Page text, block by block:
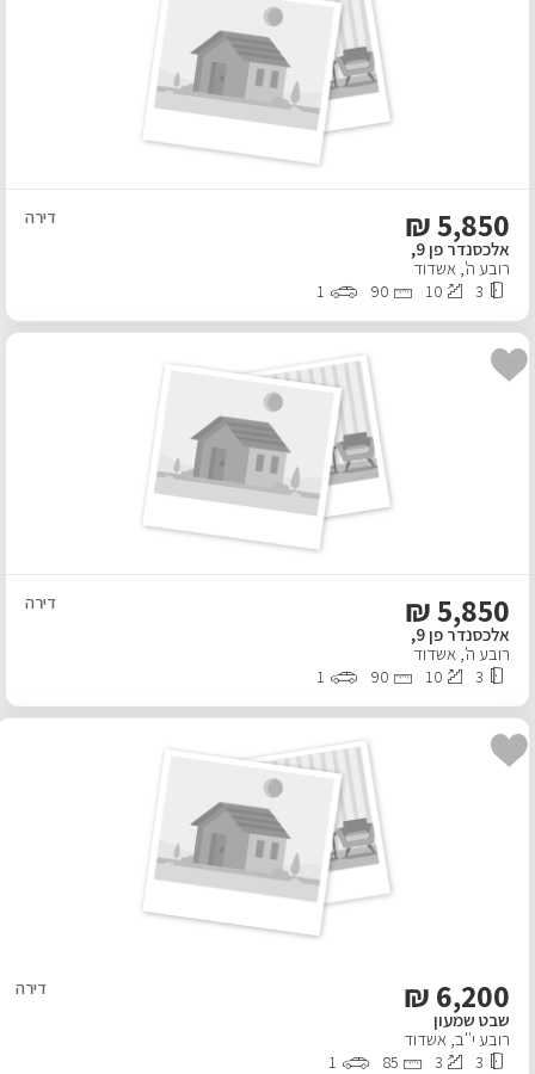
5,850
₪ דירה
אלכסנדר פן 9,
רובע ה', אשדוד
3
10
90
1
5,850
₪ דירה
אלכסנדר פן 9,
רובע ה', אשדוד
3
10
90
1
6,200
₪ דירה
שבט שמעון
רובע י''ב, אשדוד
3
3
85
1